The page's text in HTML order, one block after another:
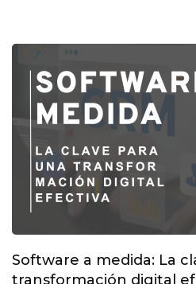
Software a medida: La
transformación digital